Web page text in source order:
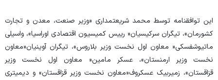
این توافقنامه توسط محمد شریعتمداری «وزیر صنعت، معدن و تجارت
کشورمان»، تیگران سرکیسیان« رییس کمیسیون اقتصادی اوراسیا»، واسیلی
ماتیوشفسکی« معاون اول نخست وزیر بلاروس»، تیگران آوینیان«معاون
نخست وزیر ارمنستان»، عسکر مامین« معاون اول نخست وزیر
قزاقستان»، زمیربیک عسکروف«معاون نخست وزیر قزاقستان» و دیمیتری